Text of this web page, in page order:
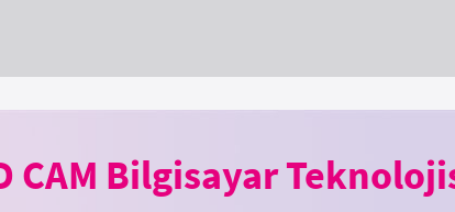
CAM Bilgisayar